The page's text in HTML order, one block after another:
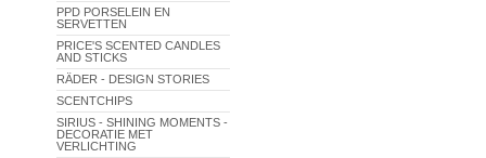
PPD PORSELEIN EN
SERVETTEN
PRICE'S SCENTED CANDLES
AND STICKS
RÄDER - DESIGN STORIES
SCENTCHIPS
SIRIUS - SHINING MOMENTS -
DECORATIE MET
VERLICHTING